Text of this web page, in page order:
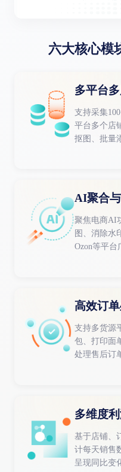
六大核心模
多平台
支持采集
平台多个店
抠图、批量
AI聚合
聚焦电商AI
图、消除水
Ozon等平
高效订
支持多货源
包、打印面
处理售后订
多维度
基于店铺、
计每天销售
呈现同比变